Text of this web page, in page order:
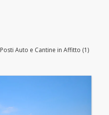
Posti Auto e Cantine in Affitto (1)